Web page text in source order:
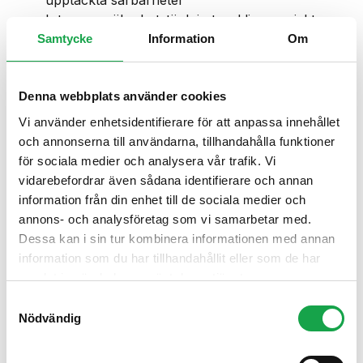
Samtycke Information Om
Denna webbplats använder cookies
Vi använder enhetsidentifierare för att anpassa innehållet
och annonserna till användarna, tillhandahålla funktioner
för sociala medier och analysera vår trafik. Vi
vidarebefordrar även sådana identifierare och annan
information från din enhet till de sociala medier och
annons- och analysföretag som vi samarbetar med.
Dessa kan i sin tur kombinera informationen med annan
information som du har tillhandahållit eller som de har
samlat in när du har använt deras tjänster.
Nödvändig
Integrera säkerhetstänk i utvecklingsprojekt
eller driftmiljöer
Kommunicera risker och rekommendationer till
Stödja och förbättra organisationens IT-
säkerhetsarbete
Ta ansvar för etiska och juridiska aspekter i
samband med tester
Utbildningstillfällen
Samtliga tillfällen är på distans via Teams.
2 tillfällen á 2 timmar per vecka.
Utbildningspassen genomförs i distansform och
spelas in. Om du missar något är det ingen fara, du